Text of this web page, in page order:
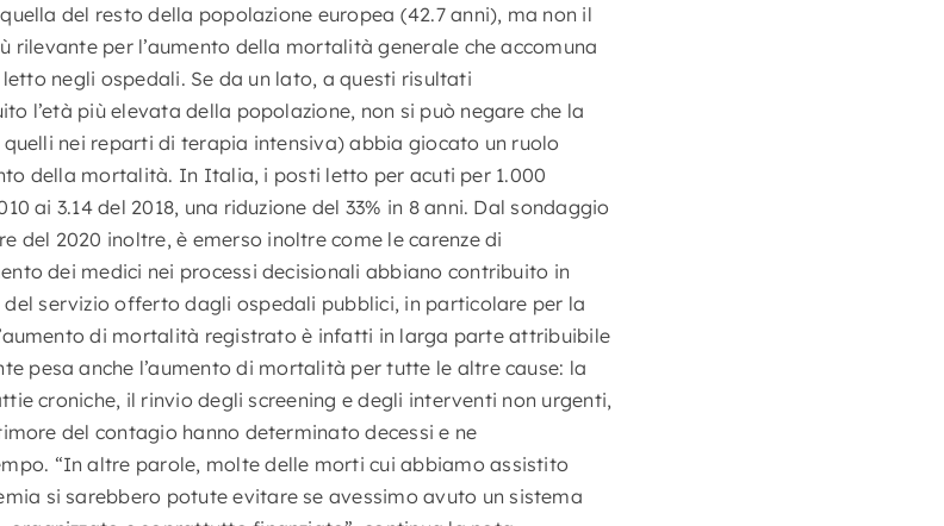
del resto della popolazione europea (42.7 anni), ma non il
rilevante per l’aumento della mortalità generale che accomuna
negli ospedali. Se da un lato, a questi risultati
l’età più elevata della popolazione, non si può negare che la
nei reparti di terapia intensiva) abbia giocato un ruolo
della mortalità. In Italia, i posti letto per acuti per 1.000
ai 3.14 del 2018, una riduzione del 33% in 8 anni. Dal sondaggio
del 2020 inoltre, è emerso inoltre come le carenze di
dei medici nei processi decisionali abbiano contribuito in
servizio offerto dagli ospedali pubblici, in particolare per la
di mortalità registrato è infatti in larga parte attribuibile
pesa anche l’aumento di mortalità per tutte le altre cause: la
croniche, il rinvio degli screening e degli interventi non urgenti,
del contagio hanno determinato decessi e ne
“In altre parole, molte delle morti cui abbiamo assistito
si sarebbero potute evitare se avessimo avuto un sistema